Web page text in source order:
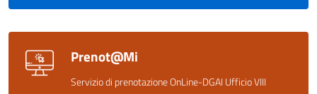
Prenot@Mi
Servizio di prenotazione OnLine-DGAI Ufficio VIII